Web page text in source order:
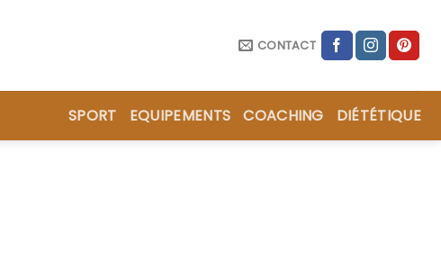
CONTACT
SPORT EQUIPEMENTS COACHING DIÉTÉTIQUE